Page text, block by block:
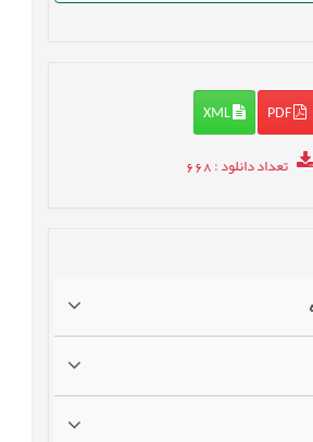
PDF
XML
تعداد دانلود: 668